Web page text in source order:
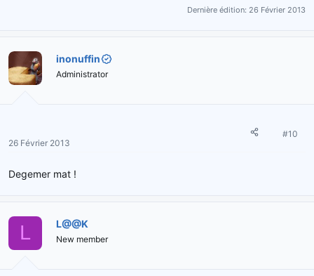
Dernière édition: 26 Février 2013
inonuffin
Administrator
26 Février 2013
#10
Degemer mat !
L L@@K
New member